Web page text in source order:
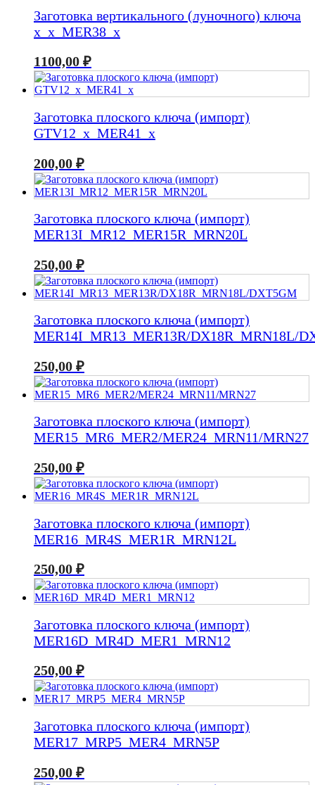
Заготовка вертикального (луночного) ключа
x_x_MER38_x
1100,00 ₽
Заготовка плоского ключа (импорт)
GTV12_x_MER41_x
200,00 ₽
Заготовка плоского ключа (импорт)
MER13I_MR12_MER15R_MRN20L
250,00 ₽
Заготовка плоского ключа (импорт)
MER14I_MR13_MER13R/DX18R_MRN18L/
250,00 ₽
Заготовка плоского ключа (импорт)
MER15_MR6_MER2/MER24_MRN11/MRN27
250,00 ₽
Заготовка плоского ключа (импорт)
MER16_MR4S_MER1R_MRN12L
250,00 ₽
Заготовка плоского ключа (импорт)
MER16D_MR4D_MER1_MRN12
250,00 ₽
Заготовка плоского ключа (импорт)
MER17_MRP5_MER4_MRN5P
250,00 ₽